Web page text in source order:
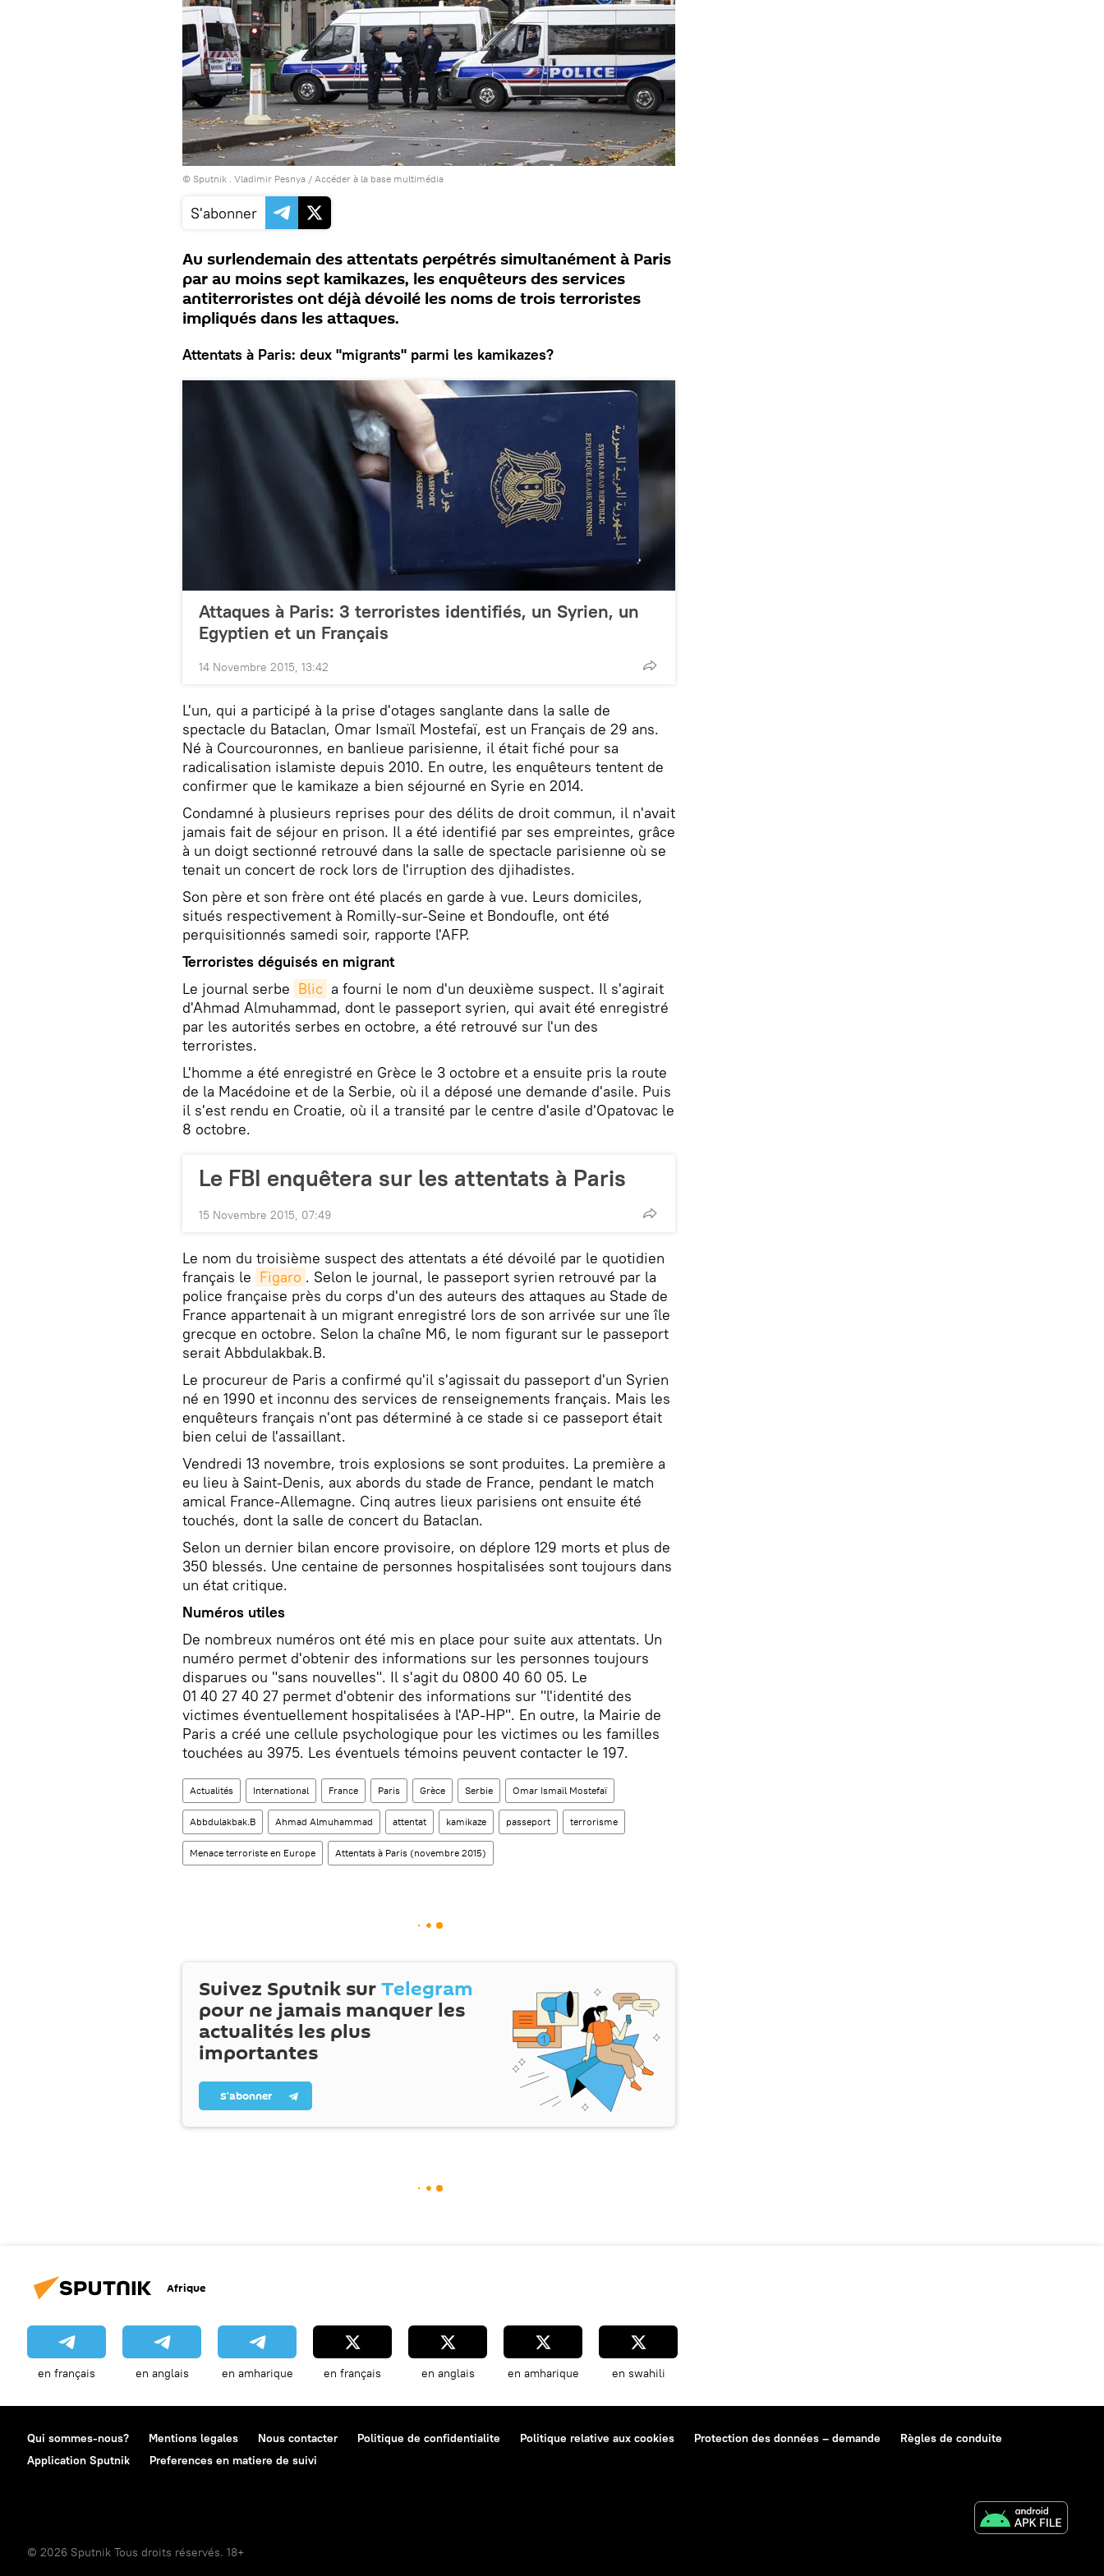
© Sputnik . Vladimir Pesnya / Accéder à la base multimédia
S'abonner
Au surlendemain des attentats perpétrés simultanément à Paris
par au moins sept kamikazes, les enquêteurs des services
antiterroristes ont déjà dévoilé les noms de trois terroristes
impliqués dans les attaques.
Attentats à Paris: deux "migrants" parmi les kamikazes?
Attaques à Paris: 3 terroristes identifiés, un Syrien, un
Egyptien et un Français
14 Novembre 2015, 13:42
L'un, qui a participé à la prise d'otages sanglante dans la salle de
spectacle du Bataclan, Omar Ismaïl Mostefaï, est un Français de 29 ans.
Né à Courcouronnes, en banlieue parisienne, il était fiché pour sa
radicalisation islamiste depuis 2010. En outre, les enquêteurs tentent de
confirmer que le kamikaze a bien séjourné en Syrie en 2014.
Condamné à plusieurs reprises pour des délits de droit commun, il n'avait
jamais fait de séjour en prison. Il a été identifié par ses empreintes, grâce
à un doigt sectionné retrouvé dans la salle de spectacle parisienne où se
tenait un concert de rock lors de l'irruption des djihadistes.
Son père et son frère ont été placés en garde à vue. Leurs domiciles,
situés respectivement à Romilly-sur-Seine et Bondoufle, ont été
perquisitionnés samedi soir, rapporte l'AFP.
Terroristes déguisés en migrant
Le journal serbe Blic a fourni le nom d'un deuxième suspect. Il s'agirait
d'Ahmad Almuhammad, dont le passeport syrien, qui avait été enregistré
par les autorités serbes en octobre, a été retrouvé sur l'un des
terroristes.
L'homme a été enregistré en Grèce le 3 octobre et a ensuite pris la route
de la Macédoine et de la Serbie, où il a déposé une demande d'asile. Puis
il s'est rendu en Croatie, où il a transité par le centre d'asile d'Opatovac le
8 octobre.
Le FBI enquêtera sur les attentats à Paris
15 Novembre 2015, 07:49
Le nom du troisième suspect des attentats a été dévoilé par le quotidien
français le Figaro . Selon le journal, le passeport syrien retrouvé par la
police française près du corps d'un des auteurs des attaques au Stade de
France appartenait à un migrant enregistré lors de son arrivée sur une île
grecque en octobre. Selon la chaîne M6, le nom figurant sur le passeport
serait Abbdulakbak.B.
Le procureur de Paris a confirmé qu'il s'agissait du passeport d'un Syrien
né en 1990 et inconnu des services de renseignements français. Mais les
enquêteurs français n'ont pas déterminé à ce stade si ce passeport était
bien celui de l'assaillant.
Vendredi 13 novembre, trois explosions se sont produites. La première a
eu lieu à Saint-Denis, aux abords du stade de France, pendant le match
amical France-Allemagne. Cinq autres lieux parisiens ont ensuite été
touchés, dont la salle de concert du Bataclan.
Selon un dernier bilan encore provisoire, on déplore 129 morts et plus de
350 blessés. Une centaine de personnes hospitalisées sont toujours dans
un état critique.
Numéros utiles
De nombreux numéros ont été mis en place pour suite aux attentats. Un
numéro permet d'obtenir des informations sur les personnes toujours
disparues ou "sans nouvelles". Il s'agit du 0800 40 60 05. Le
01 40 27 40 27 permet d'obtenir des informations sur "l'identité des
victimes éventuellement hospitalisées à l'AP-HP". En outre, la Mairie de
Paris a créé une cellule psychologique pour les victimes ou les familles
touchées au 3975. Les éventuels témoins peuvent contacter le 197.
Actualités International France Paris Grèce Serbie Omar Ismaïl Mostefaï
Abbdulakbak.B Ahmad Almuhammad attentat kamikaze passeport terrorisme
Menace terroriste en Europe Attentats à Paris (novembre 2015)
Suivez Sputnik surTelegram
pour ne jamais manquer les
actualités les plus
importantes
S’abonner
Afrique
en français en anglais en amharique en français en anglais en amharique en swahili
Qui sommes-nous? Mentions legales Nous contacter Politique de confidentialite Politique relative aux cookies Protection des données – demande
Règles de conduite
Application Sputnik
Preferences en matiere de suivi
© 2026 Sputnik Tous droits réservés. 18+